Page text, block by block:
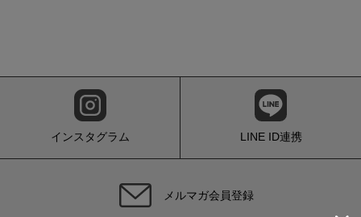
インスタグラム LINE ID連携
メルマガ会員登録